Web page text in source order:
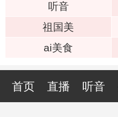
听音
祖国美
ai美食
首页 直播 听音